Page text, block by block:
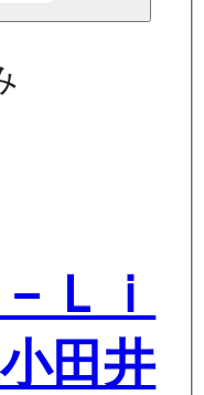
Ｌｉ
田井